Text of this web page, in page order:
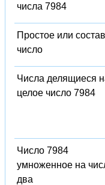
числа 7984
Простое или
число
Числа делящиеся
целое число 7984
Число 7984
умноженное на
два